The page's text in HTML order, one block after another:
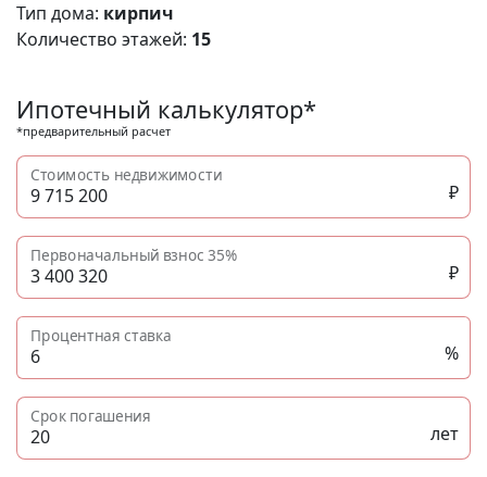
Тип дома: кирпич
Количество этажей: 15
Ипотечный калькулятор*
*предварительный расчет
Стоимость недвижимости
₽
Первоначальный взнос35%
₽
Процентная ставка
%
Срок погашения
лет